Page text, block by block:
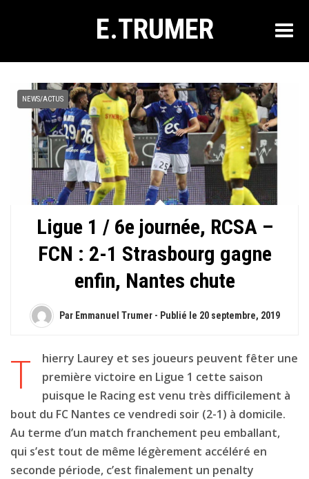
E.TRUMER
NEWS/ACTUS
Ligue 1 / 6e journée, RCSA –
FCN : 2-1 Strasbourg gagne
enfin, Nantes chute
Par Emmanuel Trumer - Publié le 20 septembre, 2019
T
hierry Laurey et ses joueurs peuvent fêter une
première victoire en Ligue 1 cette saison
puisque le Racing est venu très difficilement à
bout du FC Nantes ce vendredi soir (2-1) à domicile.
Au terme d’un match franchement peu emballant,
qui s’est tout de même légèrement accéléré en
seconde période, c’est finalement un penalty